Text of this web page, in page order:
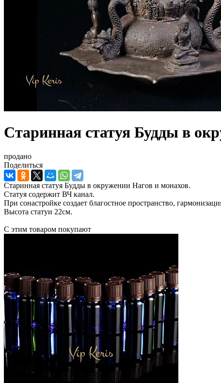
Старинная статуя Будды в
продано
Поделиться
Старинная статуя Будды в окружении Нагов и монахов.
Статуя содержит ВЧ канал.
При сонастройке создает благостное пространство,
Высота статуи 22см.
С этим товаром покупают